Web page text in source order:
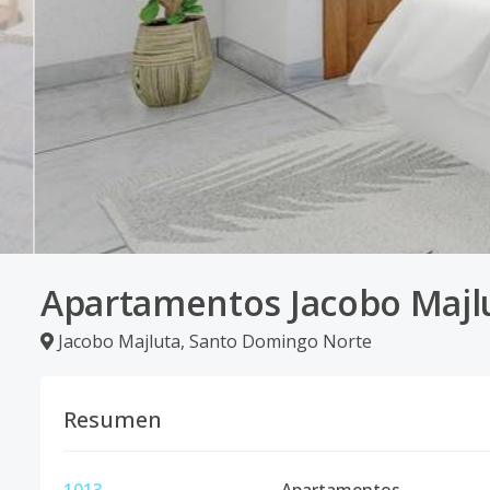
Apartamentos Jacobo
Jacobo Majluta, Santo Domingo Norte
Resumen